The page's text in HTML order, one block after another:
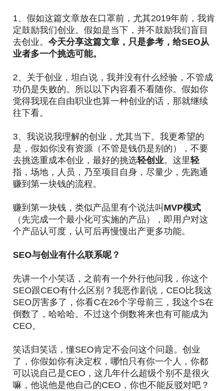
1、假如这篇文章放在口罩前，尤其2019年前，我肯
定鼓励我们创业。假如是当下，并不鼓励我们盲目
去创业。 今天分享这篇文章，只是参考，给SEO从
业者多一个挑选可能。
2、关于创业，坦白说，我并没有什么经验，不管成
功仍是失败的。所以以下内容看不看随你。假如你
觉得我现在自由职业也算一种创业的话，那就继续
往下看。
3、我说说我理解的创业，尤其当下。我更希望的
是，假如你没有资源（不管是钱仍是别的 ）， 不要
去挑选重成本创业，最好的挑选轻创业。这里轻
指，场地，人员，乃至项目自身，尽量少，先跑通
赚到第一块钱的流程。
赚到第一块钱，类似产品里有个说法叫 MVP模式
（先完成一个最小化可实施的产品），即用户对这
个产品认可度，认可后再慢慢出产更多功能。
SEO与创业有什么联系呢？
先讲一个小笑话，之前有一个外行他问我，你这个
SEO跟CEO有什么区别？我恶作剧说，CEO比我这
SEO厉害多了，你看C在26个字母前三，我这个S在
倒数了，哈哈哈。不过这个倒数将来也有可能成为
CEO。
笑话归笑话，懂SEO肯定不会问这个问题。创业
了，你假如你有决定权，哪怕只有你一个人，你都
可以说自己是CEO，这几年什么超级个别不是很火
嘛，他说他是他自己的CEO，你也不能反驳对吧？